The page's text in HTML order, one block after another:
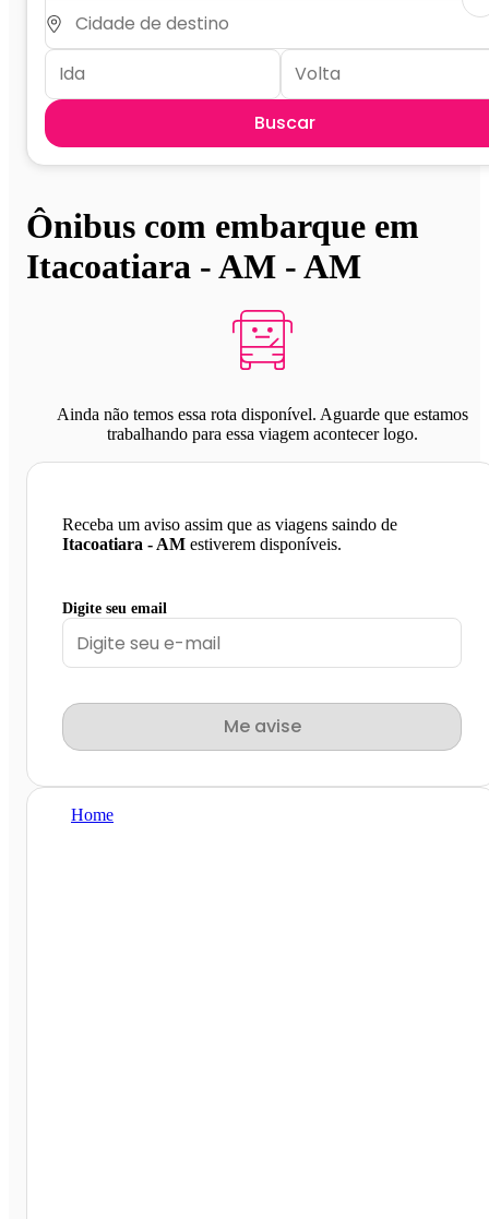
Buscar
Ônibus com embarque em
Itacoatiara - AM - AM
Ainda não temos essa rota disponível. Aguarde que estamos
trabalhando para essa viagem acontecer logo.
Receba um aviso assim que as viagens saindo de
Itacoatiara - AM estiverem disponíveis.
Digite seu email
Me avise
Home